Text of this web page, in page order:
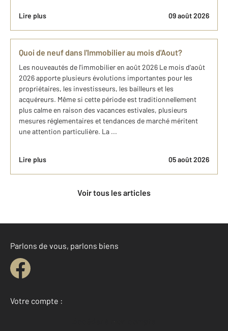
Lire plus 09 août 2026
Quoi de neuf dans l'Immobilier au mois d'Aout?
Les nouveautés de l'immobilier en août 2026 Le mois d'août
2026 apporte plusieurs évolutions importantes pour les
propriétaires, les investisseurs, les bailleurs et les
acquéreurs. Même si cette période est traditionnellement
plus calme en raison des vacances estivales, plusieurs
mesures réglementaires et tendances de marché méritent
une attention particulière. La ...
Lire plus 05 août 2026
Voir tous les articles
Parlons de vous, parlons biens
Votre compte :
Accéder à mon compte